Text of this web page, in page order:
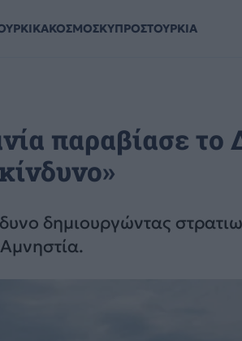
ΚΟΣΜΟΣΚΥΠΡΟΣΤΟΥΡΚΙΑ
παραβίασε το
δημιουργώντας